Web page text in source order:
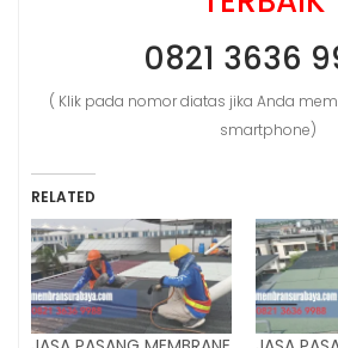
0821 3636
( Klik pada nomor diatas jika Anda
smartphone)
RELATED